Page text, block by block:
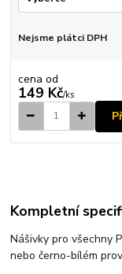
Nejsme plátci DPH
cena od
149 Kč/ks
Kompletní
Nášivky pro všechny
nebo černo-bílém